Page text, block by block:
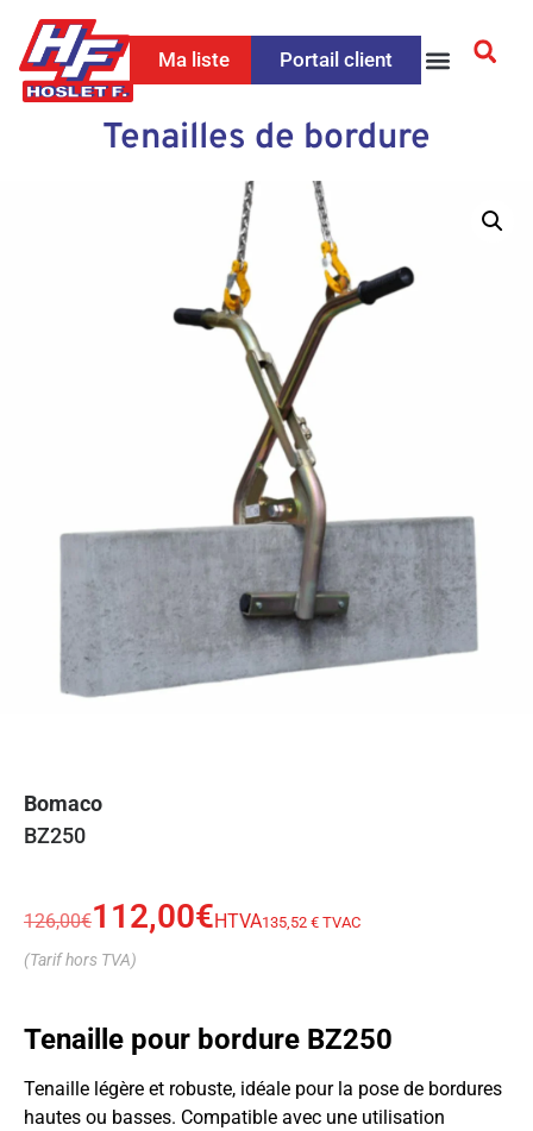
Ma liste Portail client
Tenailles de bordure
Bomaco
BZ250
126,00€112,00€HTVA135,52 € TVAC
(Tarif hors TVA)
Tenaille pour bordure BZ250
Tenaille légère et robuste, idéale pour la pose de bordures
hautes ou basses. Compatible avec une utilisation